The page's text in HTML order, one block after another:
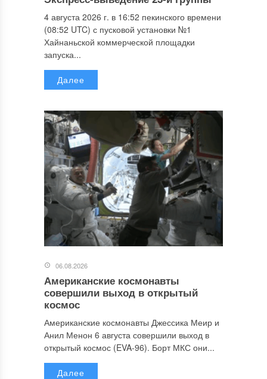
4 августа 2026 г. в 16:52 пекинского времени
(08:52 UTC) с пусковой установки №1
Хайнаньской коммерческой площадки
запуска...
Далее
06.08.2026
Американские космонавты
совершили выход в открытый
космос
Американские космонавты Джессика Меир и
Анил Менон 6 августа совершили выход в
открытый космос (EVA-96). Борт МКС они...
Далее